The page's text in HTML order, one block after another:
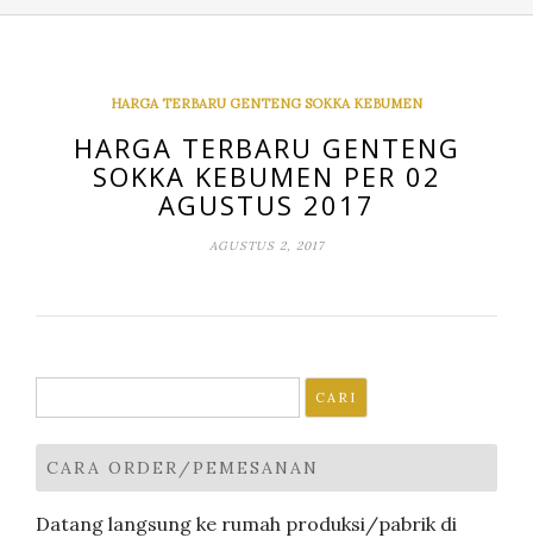
HARGA TERBARU GENTENG SOKKA KEBUMEN
HARGA TERBARU GENTENG
SOKKA KEBUMEN PER 02
AGUSTUS 2017
AGUSTUS 2, 2017
untuk:
CARA ORDER/PEMESANAN
Datang langsung ke rumah produksi/pabrik di